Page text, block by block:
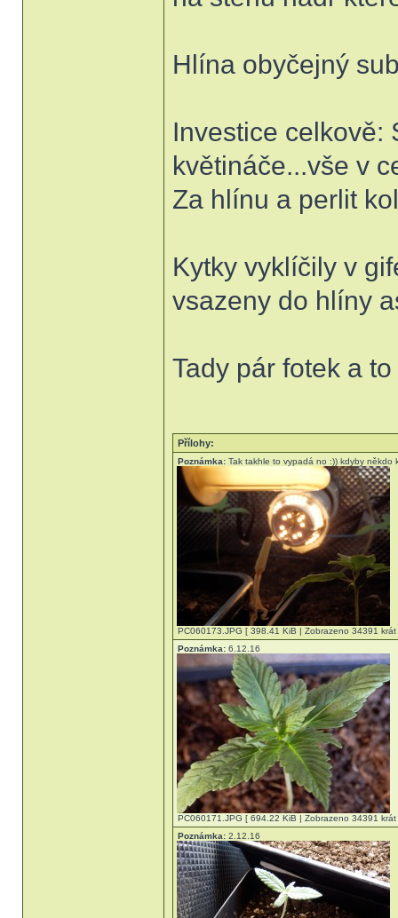
Hlína obyčejný
Investice celkově:
květináče...vše v
Za hlínu a perlit
Kytky vyklíčily v
vsazeny do hlíny
Tady pár fotek a
Přílohy:
Poznámka: Tak takhle to vypadá no :)) kdyby
PC060173.JPG [ 398.41 KiB | Zobrazeno 34391 krát
Poznámka: 6.12.16
PC060171.JPG [ 694.22 KiB | Zobrazeno 34391 krát
Poznámka: 2.12.16